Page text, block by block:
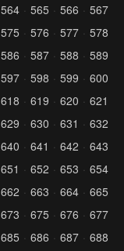
564 565 566
567
575 576 577
578
586 587 588
589
597 598 599
600
618 619 620
621
629 630 631
632
640 641 642
643
651 652 653
654
662 663 664
665
673 675 676
677
685 686 687
688